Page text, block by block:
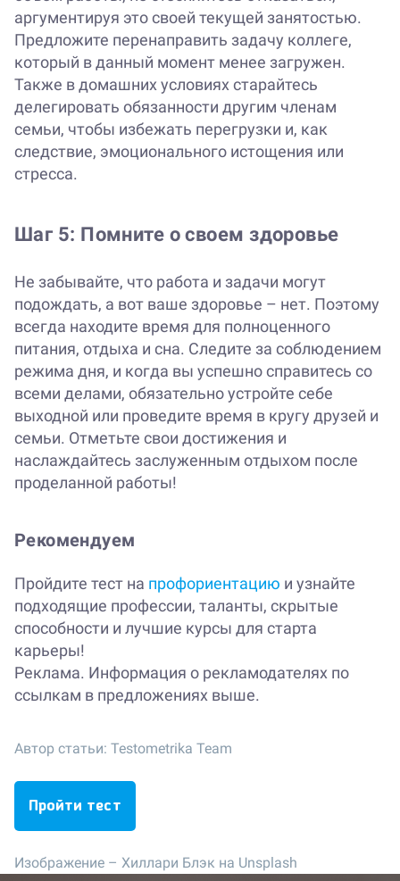
аргументируя это своей текущей занятостью.
Предложите перенаправить задачу коллеге,
который в данный момент менее загружен.
Также в домашних условиях старайтесь
делегировать обязанности другим членам
семьи, чтобы избежать перегрузки и, как
следствие, эмоционального истощения или
стресса.
Шаг 5: Помните о своем здоровье
Не забывайте, что работа и задачи могут
подождать, а вот ваше здоровье – нет. Поэтому
всегда находите время для полноценного
питания, отдыха и сна. Следите за соблюдением
режима дня, и когда вы успешно справитесь со
всеми делами, обязательно устройте себе
выходной или проведите время в кругу друзей и
семьи. Отметьте свои достижения и
наслаждайтесь заслуженным отдыхом после
проделанной работы!
Рекомендуем
Пройдите тест на профориентацию и узнайте
подходящие профессии, таланты, скрытые
способности и лучшие курсы для старта
карьеры!
Реклама. Информация о рекламодателях по
ссылкам в предложениях выше.
Автор статьи: Testometrika Team
Пройти тест
Изображение – Хиллари Блэк на Unsplash